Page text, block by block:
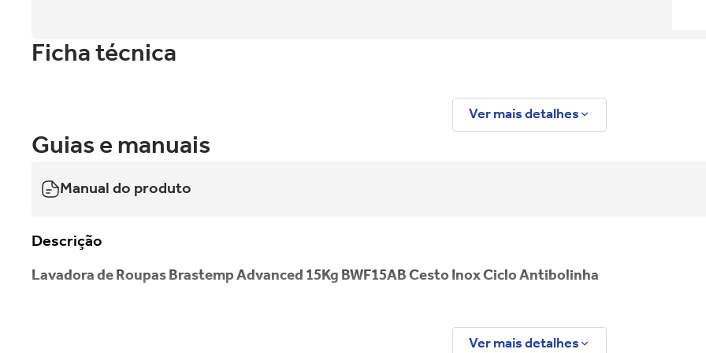
Ficha técnica
Ver mais detalhes
Guias e manuais
Manual do produto
Descrição
Lavadora de Roupas Brastemp Advanced 15Kg BWF15AB Cesto Inox Ciclo Antibolinha
A nova Máquina de Lavar Brastemp 15kg conta com Design moderno e exclusivo e a alta Performance do
Ver mais detalhes